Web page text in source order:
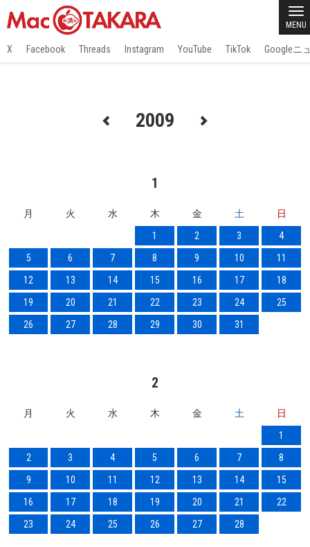
MENU
X Facebook Threads Instagram YouTube TikTok Googleニ
2009
1
月 火 水 木 金 土
日
1
2 3
4
5
6 7 8 9 10
11
12
13 14 15 16 17
18
19
20 21 22 23 24
25
26
27 28 29 30 31
2
月 火 水 木 金 土
日
1
2
3 4 5 6 7
8
9
10 11 12 13 14
15
16
17 18 19 20 21
22
23
24 25 26 27 28